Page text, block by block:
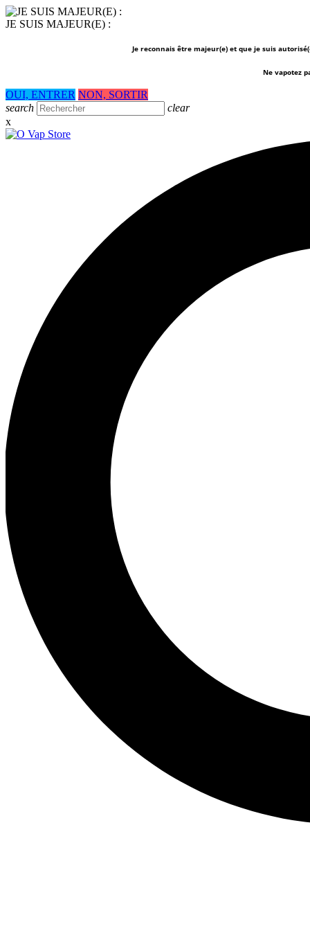
JE SUIS MAJEUR(E) :
Je reconnais être majeur(e) et que je suis
Ne vapotez
OUI, ENTRER NON, SORTIR
search
clear
x